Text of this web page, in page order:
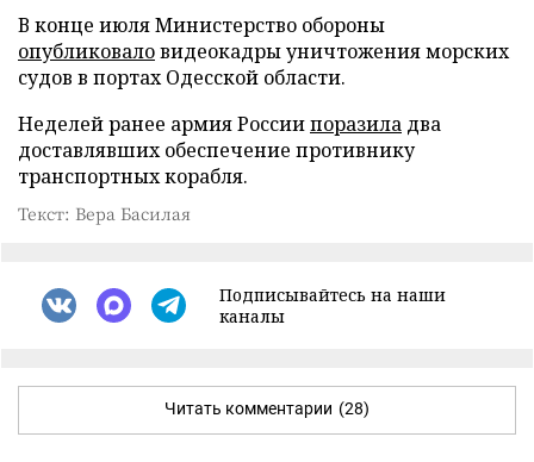
В конце июля Министерство обороны
опубликоваловидеокадры уничтожения морских
судов в портах Одесской области.
Неделей ранее армия Россиипоразила два
доставлявших обеспечение противнику
транспортных корабля.
Текст: Вера Басилая
Подписывайтесь на наши
каналы
Читать комментарии (28)